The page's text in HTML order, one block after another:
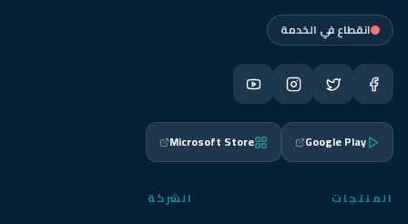
انقطاع في الخدمة
Google Play
Microsoft Store
المنتجات الشركة